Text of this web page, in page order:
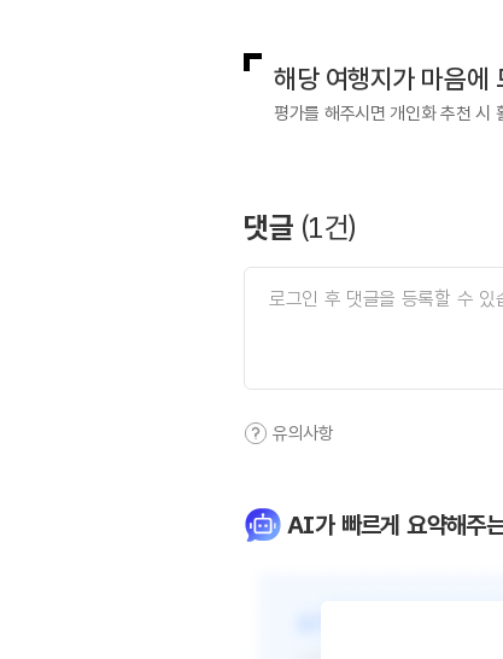
해당 여행지가 마음에
평가를 해주시면 개인화 추천 시
댓글 (1건)
유의사항
AI가 빠르게 요약해주